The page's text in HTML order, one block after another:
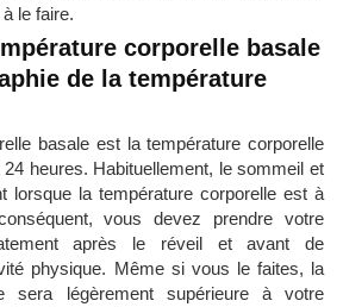
le faire.
corporelle basale
de la température
basale est la température corporelle
heures. Habituellement, le sommeil et
lorsque la température corporelle est à
vous devez prendre votre
après le réveil et avant de
physique. Même si vous le faites, la
sera légèrement supérieure à votre